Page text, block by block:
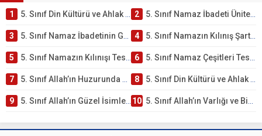
1 5. Sınıf Din Kültürü ve Ahlak Bilgisi 2. Ünite: Namaz İbadeti Çalışmaları 2 5. Sınıf Namaz İbadeti Ünite Testi – Online Çöz
3 5. Sınıf Namaz İbadetinin Getirdiği Faydalar Testi 4 5. Sınıf Namazın Kılınış Şartları Testi
5 5. Sınıf Namazın Kılınışı Testi – Online Çöz 6 5. Sınıf Namaz Çeşitleri Testi – Online Çöz
7 5. Sınıf Allah’ın Huzurunda Olmak – Namaz İbadeti Testi 8 5. Sınıf Din Kültürü ve Ahlak Bilgisi 1. Ünite: Allah İnancı Çalışmaları
9 5. Sınıf Allah’ın Güzel İsimleri Testi – Online Çöz 10 5. Sınıf Allah’ın Varlığı ve Birliği Testi – Online Çöz